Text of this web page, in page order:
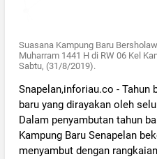
Suasana Kampung Baru
Muharram 1441 H di RW 06 Kel
Sabtu, (31/8/2019).
Snapelan,inforiau.co - Tahun
baru yang dirayakan oleh
Dalam penyambutan tahun
Kampung Baru Senapelan
menyambut dengan